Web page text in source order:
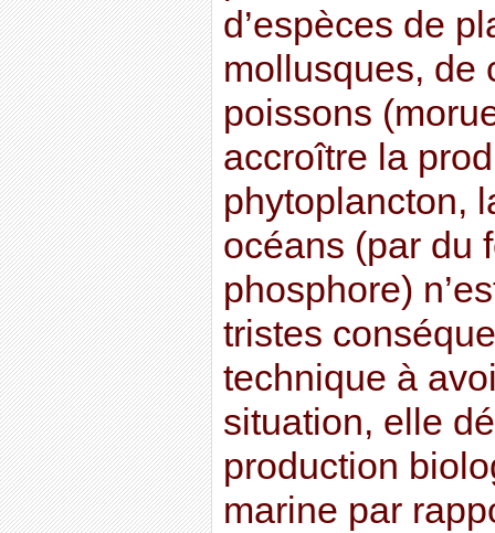
d’espèces de
mollusques, de
poissons
accroître la
phytoplancton,
océans (par du
phosphore)
tristes
technique à
situation, elle
production
marine par